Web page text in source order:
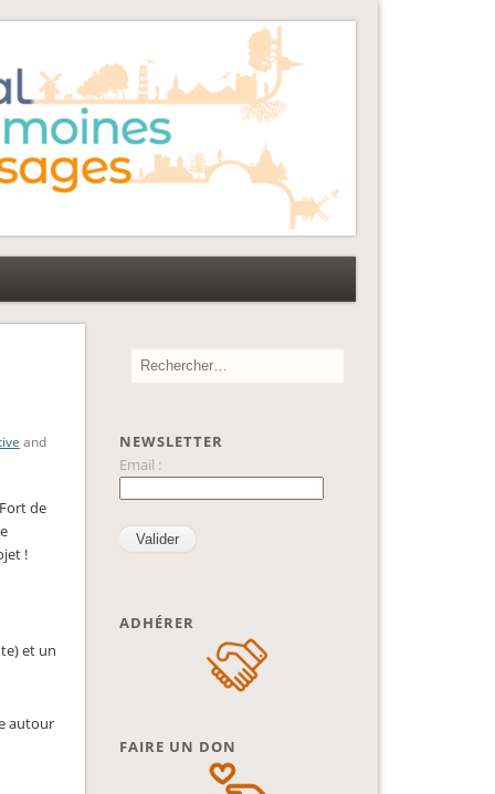
and
de
!
et un
autour
NEWSLETTER
Email :
ADHÉRER
FAIRE UN DON